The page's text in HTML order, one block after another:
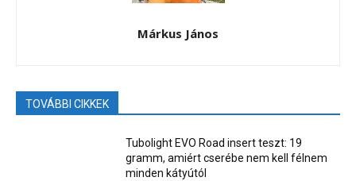
Márkus János
TOVÁBBI CIKKEK
Tubolight EVO Road insert teszt: 19
gramm, amiért cserébe nem kell félnem
minden kátyútól